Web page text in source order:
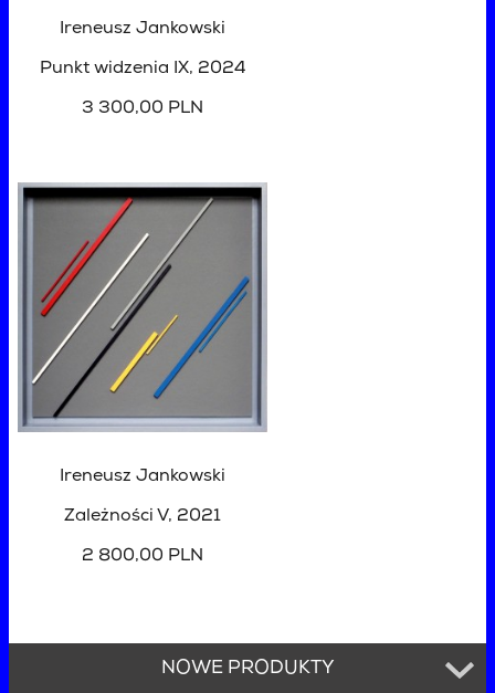
Ireneusz Jankowski
Punkt widzenia IX, 2024
3 300,00 PLN
Ireneusz Jankowski
Zależności V, 2021
2 800,00 PLN
NOWE PRODUKTY